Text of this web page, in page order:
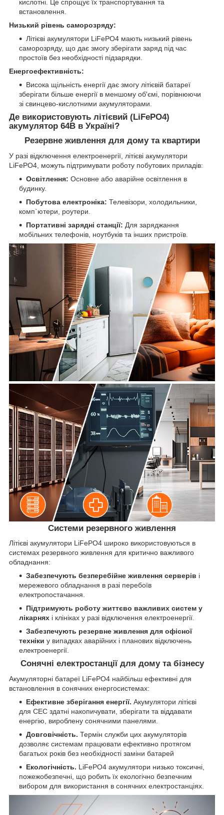
кислотні. Це спрощує їх транспортування та
встановлення.
Низький рівень саморозряду:
Літієві акумулятори LiFePO4 мають низький рівень
саморозряду, що дає змогу зберігати заряд під час
простоїв без необхідності підзарядки.
Енергоефективність:
Висока щільність енергії дає змогу літієвій батареї
зберігати більше енергії в меншому об'ємі, порівнюючи
зі свинцево-кислотними акумуляторами.
Де використовують літієвий (LiFePO4)
акумулятор 64В в Україні?
Резервне живлення для дому та квартири
У разі відключення електроенергії, літієві акумулятори
LiFePO4, можуть підтримувати роботу побутових приладів:
Освітлення: Основне або аварійне освітлення в
будинку.
Побутова електроніка: Телевізори, холодильники,
комп`ютери, роутери.
Портативні зарядні станції: Для заряджання
мобільних телефонів, ноутбуків та інших пристроїв.
Системи резервного живлення
Літієві акумулятори LiFePO4 широко використовуються в
системах резервного живлення для критично важливого
обладнання:
Забезпечують безперебійне живлення серверів і
мережевого обладнання в разі перебоїв
електропостачання.
Підтримують роботу життєво важливих систем у
лікарнях і клініках у разі відключення електроенергії.
Забезпечують резервне живлення для офісної
техніки у випадках аварійних і планових відключень
електроенергії.
Сонячні електростанції для дому та бізнесу
Акумуляторні батареї LiFePO4 найбільш ефективні для
встановлення в сонячних енергосистемах:
Ефективне зберігання енергії. Акумулятори літієві
для СЕС здатні накопичувати, зберігати та віддавати
енергію, вироблену сонячними панелями.
Довговічність. Термін служби цих акумуляторів
дозволяє системам працювати ефективно протягом
багатьох років без необхідності заміни батарей
Екологічність. LiFePO4 акумулятори низько токсичні,
пожежобезпечні, що робить їх екологічно безпечним
вибором для використання в сонячних електростанціях.